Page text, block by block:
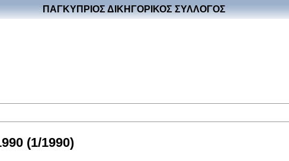
ΠΑΓΚΥΠΡΙΟΣ ΔΙΚΗΓΟΡΙΚΟΣ ΣΥΛΛΟΓΟΣ
(1/1990)